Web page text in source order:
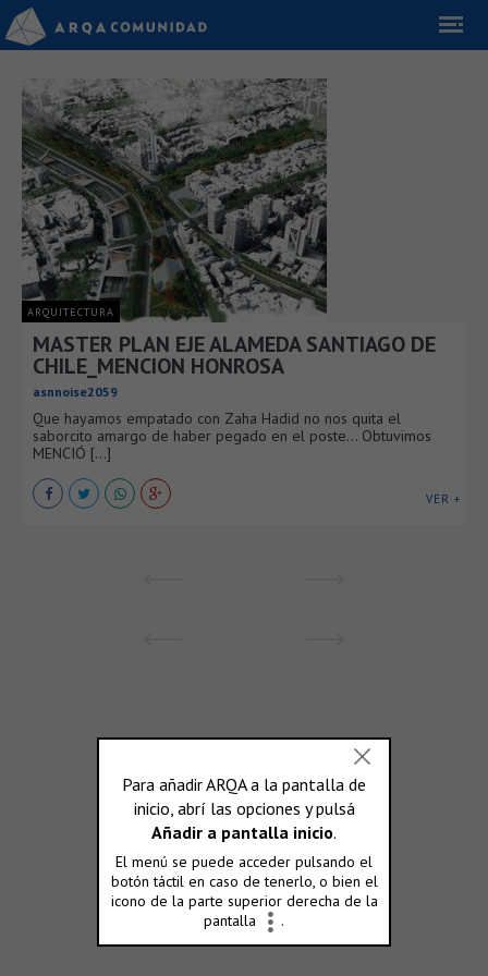
ARQUITECTURA
MASTER PLAN EJE ALAMEDA SANTIAGO DE
CHILE_MENCION HONROSA
asnnoise2059
Que hayamos empatado con Zaha Hadid no nos quita el
saborcito amargo de haber pegado en el poste… Obtuvimos
MENCIÓ [...]
VER +